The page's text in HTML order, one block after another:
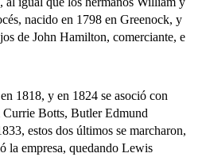
nacido en 1798 en Greenock, y
de John Hamilton, comerciante, e
y en 1824 se asoció con
Botts, Butler Edmund
estos dos últimos se marcharon,
la empresa, quedando Lewis